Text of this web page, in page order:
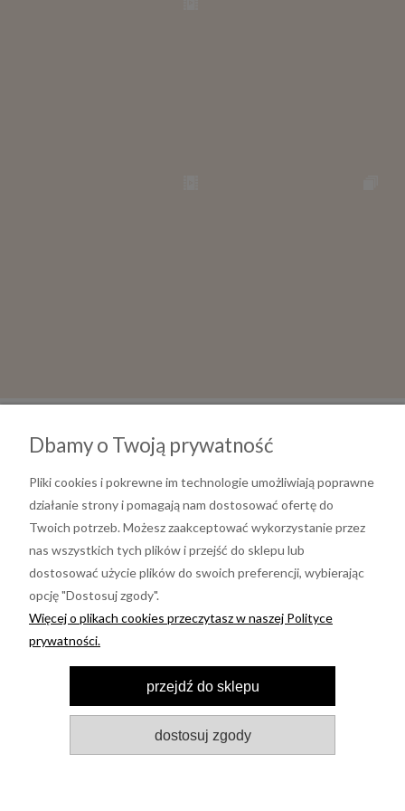
Informacje
Moje konto
Dbamy o Twoją prywatność
Pliki cookies i pokrewne im technologie umożliwiają poprawne
działanie strony i pomagają nam dostosować ofertę do
Twoich potrzeb. Możesz zaakceptować wykorzystanie przez
nas wszystkich tych plików i przejść do sklepu lub
dostosować użycie plików do swoich preferencji, wybierając
opcję "Dostosuj zgody".
Więcej o plikach cookies przeczytasz w naszej Polityce
prywatności.
przejdź do sklepu
dostosuj zgody